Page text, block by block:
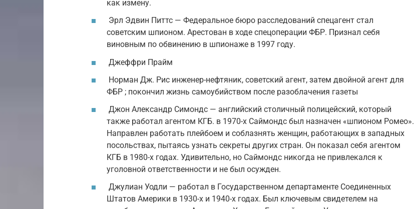
как измену.
Эрл Эдвин Питтс — Федеральное бюро расследований спецагент стал
советским шпионом. Арестован в ходе спецоперации ФБР. Признал себя
виновным по обвинению в шпионаже в 1997 году.
Джеффри Прайм
Норман Дж. Рис инженер-нефтяник, советский агент, затем двойной агент для
ФБР ; покончил жизнь самоубийством после разоблачения газеты
Джон Александр Симондс — английский столичный полицейский, который
также работал агентом КГБ. в 1970-х Саймондс был назначен «шпионом Ромео».
Направлен работать плейбоем и соблазнять женщин, работающих в западных
посольствах, пытаясь узнать секреты других стран. Он показал себя агентом
КГБ в 1980-х годах. Удивительно, но Саймондс никогда не привлекался к
уголовной ответственности и не был осужден.
Джулиан Уодли — работал в Государственном департаменте Соединенных
Штатов Америки в 1930-х и 1940-х годах. Был ключевым свидетелем на